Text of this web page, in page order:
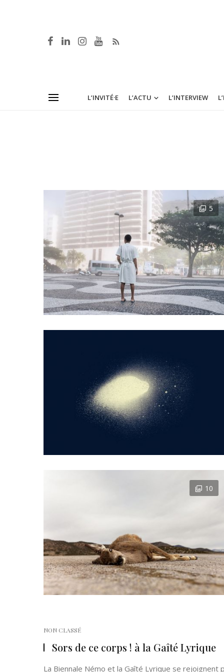
L’INVITÉ·E L’ACTU L’INTERVIEW
5
10
NON CLASSÉ
Sors de ce corps ! à la Gaîté Lyrique
La Biennale Némo et la Gaîté Lyrique se rejoignent